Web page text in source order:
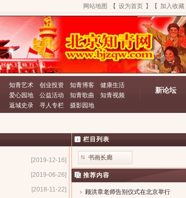
网站地图 【 设为首页 】【 加入收藏
知青艺术 创业投资 知青博客
健康生活
爱心园地
公益活动 知青歌曲
知青视频
返城史录
寻人专栏 摄影园地
新论坛
[2019-12-16]
[2019-06-26]
[2018-11-22]
栏目列表
书画长廊
推荐内容
顾洪章老师告别仪式在北京举行